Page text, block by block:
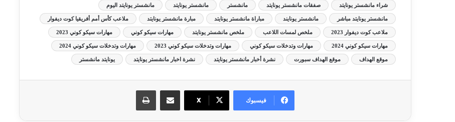
شراء مانشستر يونايتد صفقات مانشستر يونايتد مانشستر مانشستر يونايتد مانشستر يونايتد اليوم
مانشستر يونايتد مباشر مانشستر يونايند مباراة مانشستر يونايتد مبارة مانشستر يونايتد ملاعب كأس أمم أفريقيا كوت ديفوار
ملاعب كوت ديفوار 2023 ملخص لمسات اللاعب ملخص مانشستر يونايتد مهارات سيكو كوني مهارات سيكو كوني 2023
مهارات سيكو كوني 2024 مهارات وتدخلات سيكو كوني مهارات وتدخلات سيكو كوني 2023 مهارات وتدخلات سيكو كوني 2024
موقع الهداف موقع الهداف سبورت نشرة أخبار مانشستر يونايتد نشرة اخبار مانشستر يونايتد يونايتد مانشستر
فيسبوك X
مشاركة عبر البريد طباعة